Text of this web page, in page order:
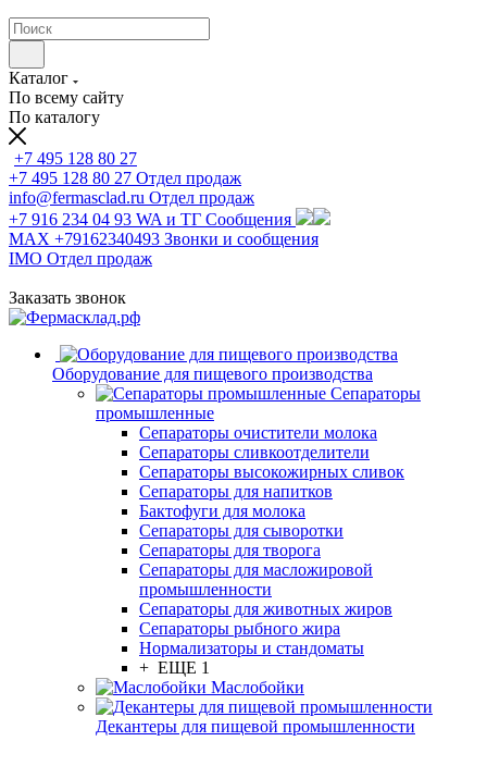
Каталог
По всему сайту
По каталогу
+7 495 128 80 27
+7 495 128 80 27 Отдел продаж
info@fermasclad.ru Отдел продаж
+7 916 234 04 93 WA и ТГ Сообщения
MAX +79162340493 Звонки и сообщения
IMO Отдел продаж
Заказать звонок
Оборудование для пищевого производства
Сепараторы
промышленные
Сепараторы очистители молока
Сепараторы сливкоотделители
Сепараторы высокожирных сливок
Сепараторы для напитков
Бактофуги для молока
Сепараторы для сыворотки
Сепараторы для творога
Сепараторы для масложировой
промышленности
Сепараторы для животных жиров
Сепараторы рыбного жира
Нормализаторы и стандоматы
+ ЕЩЕ 1
Маслобойки
Декантеры для пищевой промышленности